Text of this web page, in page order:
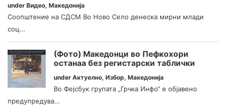
under Видео, Македонија
Соопштение на СДСМ Во Ново Село денеска мирни млади
соц...
(Фото) Македонци во Пефкохори
останаа без регистарски таблички
under Актуелно, Избор, Македонија
Во Фејсбук групата „Грчка Инфо“ е објавено
предупредува...